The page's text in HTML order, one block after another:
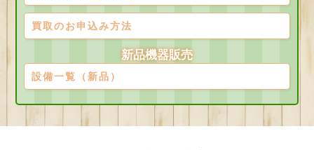
買取のお申込み方法
新品機器販売
設備一覧（新品）